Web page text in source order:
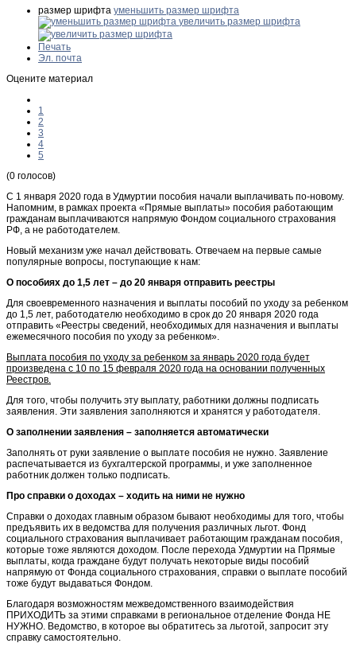
размер шрифта уменьшить размер шрифта
увеличить размер шрифта
Печать
Эл. почта
Оцените материал
1
2
3
4
5
(0 голосов)
С 1 января 2020 года в Удмуртии пособия начали выплачивать по-новому.
Напомним, в рамках проекта «Прямые выплаты» пособия работающим
гражданам выплачиваются напрямую Фондом социального страхования
РФ, а не работодателем.
Новый механизм уже начал действовать. Отвечаем на первые самые
популярные вопросы, поступающие к нам:
О пособиях до 1,5 лет – до 20 января отправить реестры
Для своевременного назначения и выплаты пособий по уходу за ребенком
до 1,5 лет, работодателю необходимо в срок до 20 января 2020 года
отправить «Реестры сведений, необходимых для назначения и выплаты
ежемесячного пособия по уходу за ребенком».
Выплата пособия по уходу за ребенком за январь 2020 года будет
произведена с 10 по 15 февраля 2020 года на основании полученных
Реестров.
Для того, чтобы получить эту выплату, работники должны подписать
заявления. Эти заявления заполняются и хранятся у работодателя.
О заполнении заявления – заполняется автоматически
Заполнять от руки заявление о выплате пособия не нужно. Заявление
распечатывается из бухгалтерской программы, и уже заполненное
работник должен только подписать.
Про справки о доходах – ходить на ними не нужно
Справки о доходах главным образом бывают необходимы для того, чтобы
предъявить их в ведомства для получения различных льгот. Фонд
социального страхования выплачивает работающим гражданам пособия,
которые тоже являются доходом. После перехода Удмуртии на Прямые
выплаты, когда граждане будут получать некоторые виды пособий
напрямую от Фонда социального страхования, справки о выплате пособий
тоже будут выдаваться Фондом.
Благодаря возможностям межведомственного взаимодействия
ПРИХОДИТЬ за этими справками в региональное отделение Фонда НЕ
НУЖНО. Ведомство, в которое вы обратитесь за льготой, запросит эту
справку самостоятельно.